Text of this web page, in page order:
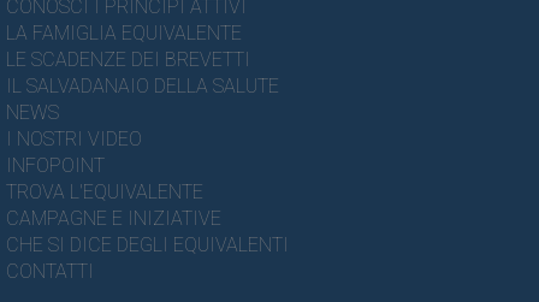
CONOSCI I PRINCIPI ATTIVI
LA FAMIGLIA EQUIVALENTE
LE SCADENZE DEI BREVETTI
IL SALVADANAIO DELLA SALUTE
NEWS
I NOSTRI VIDEO
INFOPOINT
TROVA L'EQUIVALENTE
CAMPAGNE E INIZIATIVE
CHE SI DICE DEGLI EQUIVALENTI
CONTATTI